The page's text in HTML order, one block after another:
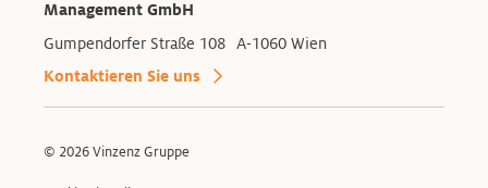
Management GmbH
Gumpendorfer Straße 108 A-1060 Wien
Kontaktieren Sie uns
© 2026 Vinzenz Gruppe